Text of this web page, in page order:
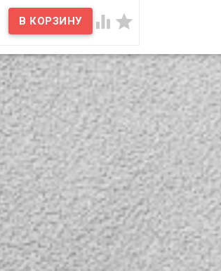
градусов, модель
DVR-T666G
В наличии
Предлагаем вам купить
недорогой Full HD
автомобильный
видеорегистратор с
широким углом обзора
170 градусов, с датчиком
удара и датчиком
движения. Регистратор
выполнен в
металлическом корпусе, и
оснащен ярким 3.0"
дюймовым цветным
экраном с 6 мощными
инфракрасными диодами
для ночной съемки.
 